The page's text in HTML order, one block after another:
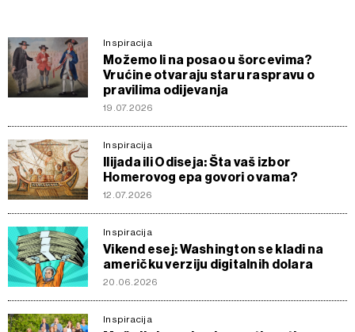
Inspiracija
Možemo li na posao u šorcevima?
Vrućine otvaraju staru raspravu o
pravilima odijevanja
19.07.2026
Inspiracija
Ilijada ili Odiseja: Šta vaš izbor
Homerovog epa govori o vama?
12.07.2026
Inspiracija
Vikend esej: Washington se kladi na
američku verziju digitalnih dolara
20.06.2026
Inspiracija